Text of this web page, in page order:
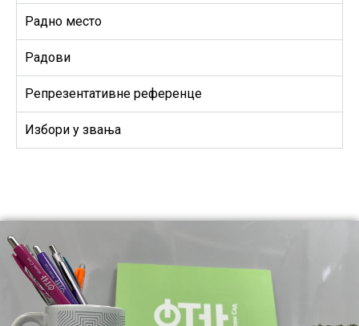
Радно место
Радови
Репрезентативне референце
Избори у звања